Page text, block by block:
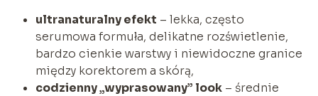
ultranaturalny efekt – lekka, często
serumowa formuła, delikatne rozświetlenie,
bardzo cienkie warstwy i niewidoczne granice
między korektorem a skórą,
codzienny „wyprasowany” look– średnie